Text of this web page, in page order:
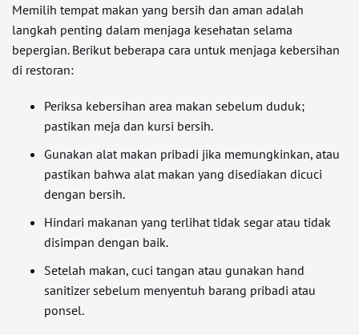
Memilih tempat makan yang bersih dan aman adalah
langkah penting dalam menjaga kesehatan selama
bepergian. Berikut beberapa cara untuk menjaga kebersihan
di restoran:
Periksa kebersihan area makan sebelum duduk;
pastikan meja dan kursi bersih.
Gunakan alat makan pribadi jika memungkinkan, atau
pastikan bahwa alat makan yang disediakan dicuci
dengan bersih.
Hindari makanan yang terlihat tidak segar atau tidak
disimpan dengan baik.
Setelah makan, cuci tangan atau gunakan hand
sanitizer sebelum menyentuh barang pribadi atau
ponsel.